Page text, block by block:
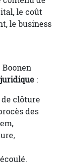
le coût
le business
juridique :
clôture
des